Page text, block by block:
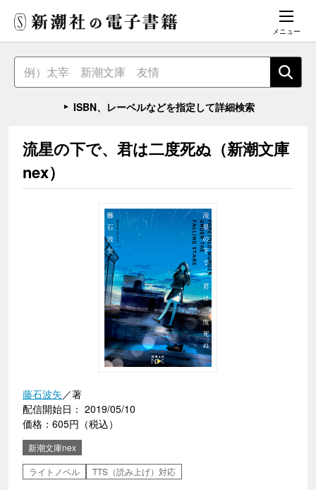
メニュー
ISBN、レーベルなどを指定して詳細検索
流星の下で、君は二度死ぬ（新潮文庫
nex）
藤石波矢／著
配信開始日： 2019/05/10
価格：605円（税込）
新潮文庫nex
ライトノベル
TTS（読み上げ）対応